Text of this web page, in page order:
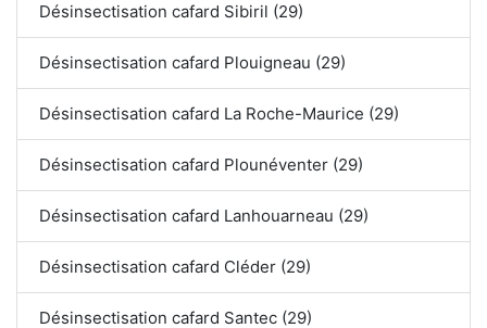
Désinsectisation cafard Sibiril (29)
Désinsectisation cafard Plouigneau (29)
Désinsectisation cafard La Roche-Maurice (29)
Désinsectisation cafard Plounéventer (29)
Désinsectisation cafard Lanhouarneau (29)
Désinsectisation cafard Cléder (29)
Désinsectisation cafard Santec (29)